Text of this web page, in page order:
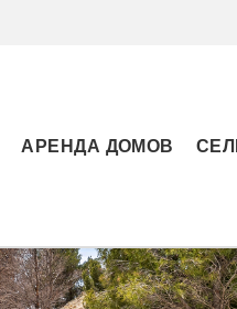
АРЕНДА ДОМОВ